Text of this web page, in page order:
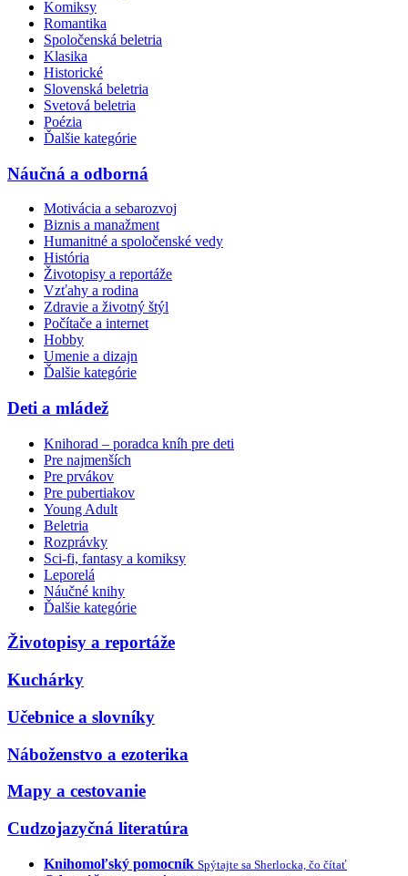
Komiksy
Romantika
Spoločenská beletria
Klasika
Historické
Slovenská beletria
Svetová beletria
Poézia
Ďalšie kategórie
Náučná a odborná
Motivácia a sebarozvoj
Biznis a manažment
Humanitné a spoločenské vedy
História
Životopisy a reportáže
Vzťahy a rodina
Zdravie a životný štýl
Počítače a internet
Hobby
Umenie a dizajn
Ďalšie kategórie
Deti a mládež
Knihorad – poradca kníh pre deti
Pre najmenších
Pre prvákov
Pre pubertiakov
Young Adult
Beletria
Rozprávky
Sci-fi, fantasy a komiksy
Leporelá
Náučné knihy
Ďalšie kategórie
Životopisy a reportáže
Kuchárky
Učebnice a slovníky
Náboženstvo a ezoterika
Mapy a cestovanie
Cudzojazyčná literatúra
Knihomoľský pomocník Spýtajte sa Sherlocka, čo čítať